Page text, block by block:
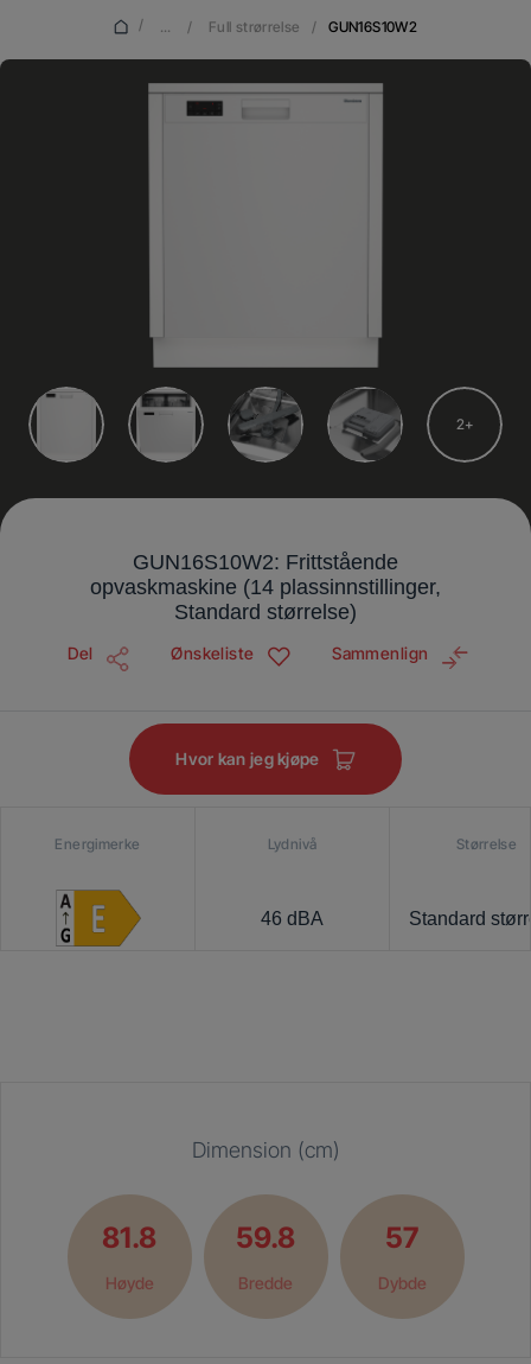
/ ... / Full strørrelse / GUN16S10W2
2
GUN16S10W2: Frittstående
opvaskmaskine (14 plassinnstillinger,
Standard størrelse)
Del Ønskeliste Sammenlign
Hvor kan jeg kjøpe
Energimerke Lydnivå
46 dBA
Størrelse
Standard
Dimension (cm)
81.8
Høyde
59.8
Bredde
57
Dybde